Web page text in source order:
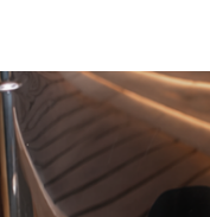
kannattaa vaihtaa?
Näillä 7 vaiheella
saunan puupinnat